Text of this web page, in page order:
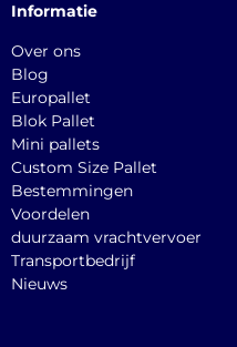
Informatie
Over ons
Blog
Europallet
Blok Pallet
Mini pallets
Custom Size Pallet
Bestemmingen
Voordelen
duurzaam vrachtvervoer
Transportbedrijf
Nieuws